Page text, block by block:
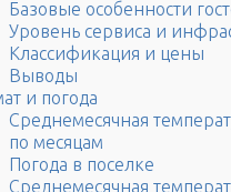
Базовые особенности
Уровень сервиса и
Классификация и цены
Выводы
и погода
Среднемесячная
по месяцам
Погода в поселке
Среднемесячная